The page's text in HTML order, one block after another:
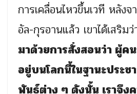
การเคลื่อนไหวขึ้นเวที หลังจ
อัล-กุรอานแล้ว เขาได้เสริมว่
มาด้วยการสั่งสอนว่า ผู้ค
อยู่บนโลกนี้ในฐานะประช
พันธุ์ต่าง ๆ ดังนั้น เราจึง